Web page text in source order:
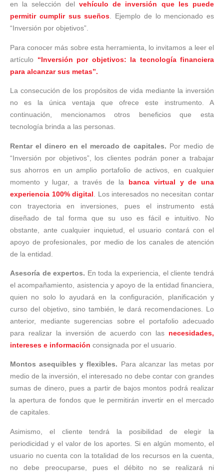
en la selección del vehículo de inversión que les puede
permitir cumplir sus sueños. Ejemplo de lo mencionado es
“Inversión por objetivos”.
Para conocer más sobre esta herramienta, lo invitamos a leer el
artículo “Inversión por objetivos: la tecnología financiera
para alcanzar sus metas”.
La consecución de los propósitos de vida mediante la inversión
no es la única ventaja que ofrece este instrumento. A
continuación, mencionamos otros beneficios que esta
tecnología brinda a las personas.
Rentar el dinero en el mercado de capitales. Por medio de
“Inversión por objetivos”, los clientes podrán poner a trabajar
sus ahorros en un amplio portafolio de activos, en cualquier
momento y lugar, a través de la banca virtual y de una
experiencia 100% digital . Los interesados no necesitan contar
con trayectoria en inversiones, pues el instrumento está
diseñado de tal forma que su uso es fácil e intuitivo. No
obstante, ante cualquier inquietud, el usuario contará con el
apoyo de profesionales, por medio de los canales de atención
de la entidad.
Asesoría de expertos. En toda la experiencia, el cliente tendrá
el acompañamiento, asistencia y apoyo de la entidad financiera,
quien no solo lo ayudará en la configuración, planificación y
curso del objetivo, sino también, le dará recomendaciones. Lo
anterior, mediante sugerencias sobre el portafolio adecuado
para realizar la inversión de acuerdo con las necesidades,
intereses e información consignada por el usuario.
Montos asequibles y flexibles. Para alcanzar las metas por
medio de la inversión, el interesado no debe contar con grandes
sumas de dinero, pues a partir de bajos montos podrá realizar
la apertura de fondos que le permitirán invertir en el mercado
de capitales.
Asimismo, el cliente tendrá la posibilidad de elegir la
periodicidad y el valor de los aportes. Si en algún momento, el
usuario no cuenta con la totalidad de los recursos en la cuenta,
no debe preocuparse, pues el débito no se realizará ni